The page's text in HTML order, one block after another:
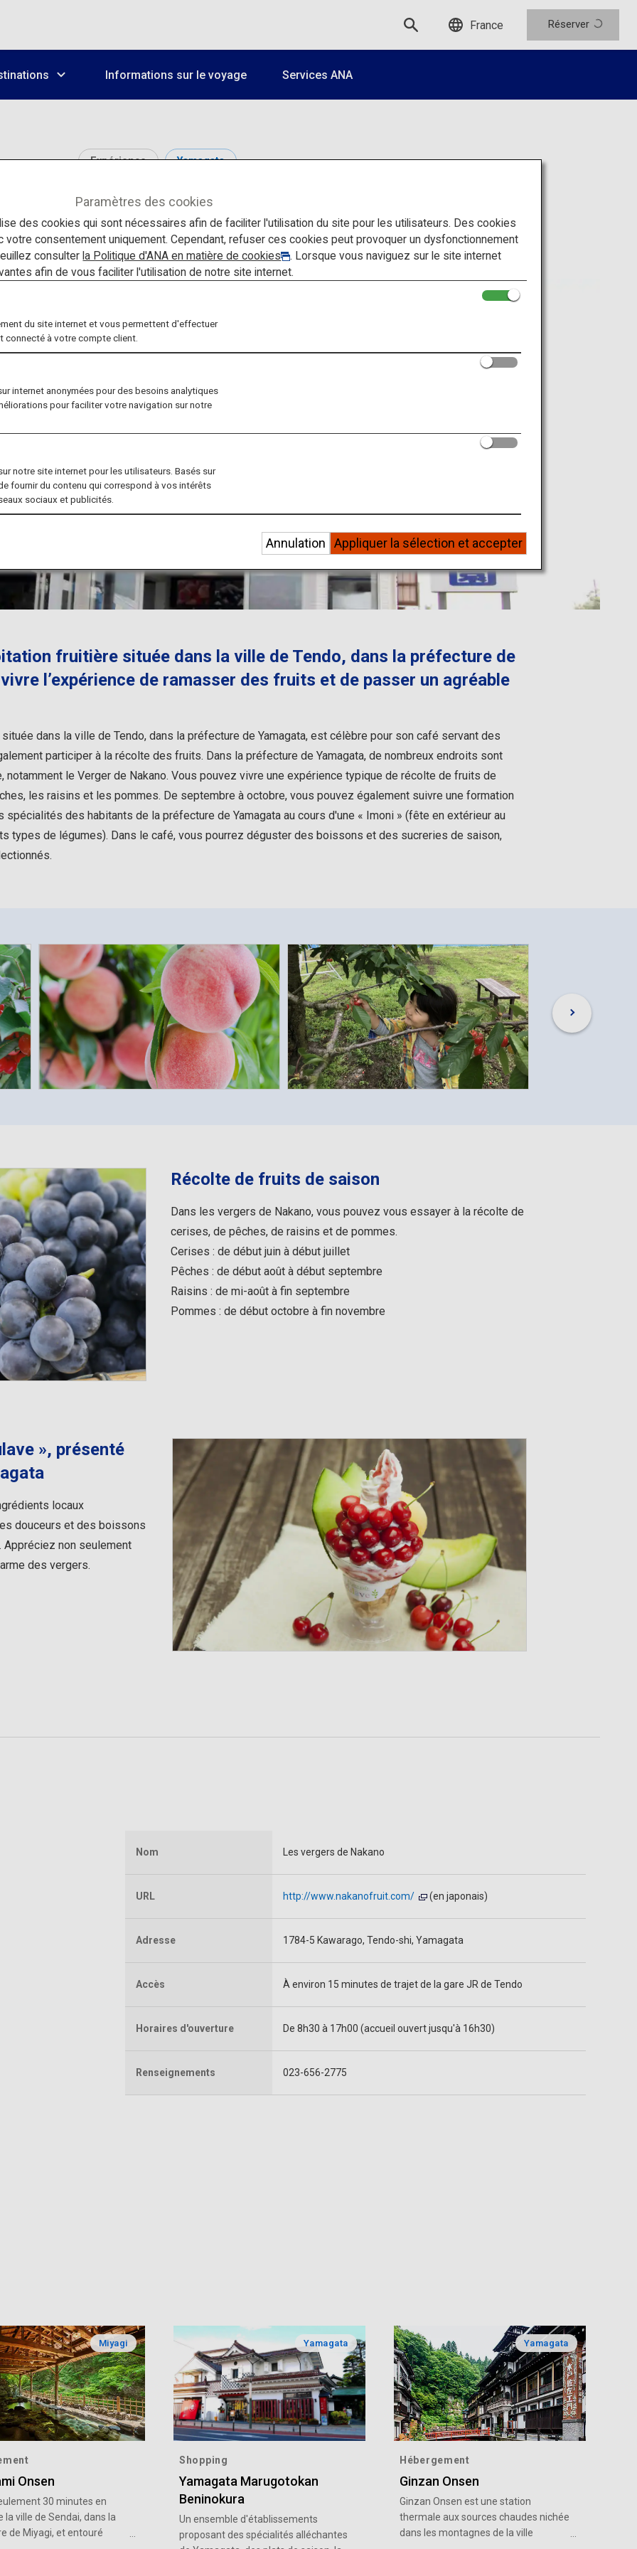
France Réserver
Informations sur le voyage Services ANA
Expérience Yamagata
vergers de Nakano
fruitière située dans la ville de Tendo, dans la préfecture de
l’expérience de ramasser des fruits et de passer un agréable
dans la ville de Tendo, dans la préfecture de Yamagata, est célèbre pour son café servant des
participer à la récolte des fruits. Dans la préfecture de Yamagata, de nombreux endroits sont
le Verger de Nakano. Vous pouvez vivre une expérience typique de récolte de fruits de
les raisins et les pommes. De septembre à octobre, vous pouvez également suivre une formation
des habitants de la préfecture de Yamagata au cours d'une « Imoni » (fête en extérieur au
types de légumes). Dans le café, vous pourrez déguster des boissons et des sucreries de saison,
Récolte de fruits de saison
Dans les vergers de Nakano, vous pouvez vous essayer à la récolte de
cerises, de pêches, de raisins et de pommes.
Cerises : de début juin à début juillet
Pêches : de début août à début septembre
Raisins : de mi-août à fin septembre
Pommes : de début octobre à fin novembre
», présenté
locaux
douceurs et des boissons
non seulement
des vergers.
Nom Les vergers de Nakano
URL http://www.nakanofruit.com/ (en japonais)
Adresse 1784-5 Kawarago, Tendo-shi, Yamagata
Accès À environ 15 minutes de trajet de la gare JR de Tendo
Horaires d'ouverture De 8h30 à 17h00 (accueil ouvert jusqu'à 16h30)
Renseignements 023-656-2775
Miyagi
Onsen
30 minutes en
la ville de Sendai, dans la
de Miyagi, et entouré
Yamagata
Shopping
Yamagata Marugotokan
Beninokura
Un ensemble d'établissements
proposant des spécialités alléchantes
Yamagata
Hébergement
Ginzan Onsen
Ginzan Onsen est une station
thermale aux sources chaudes nichée
dans les montagnes de la ville
Paramètres des cookies
des cookies qui sont nécessaires afin de faciliter l'utilisation du site pour les utilisateurs. Des cookies
consentement uniquement. Cependant, refuser ces cookies peut provoquer un dysfonctionnement
consulterla Politique d'ANA en matière de cookies
. Lorsque vous naviguez sur le site internet
afin de vous faciliter l'utilisation de notre site internet.
du site internet et vous permettent d'effectuer
connecté à votre compte client.
internet anonymées pour des besoins analytiques
pour faciliter votre navigation sur notre
notre site internet pour les utilisateurs. Basés sur
fournir du contenu qui correspond à vos intérêts
sociaux et publicités.
Appliquer la sélection et accepter
Annulation